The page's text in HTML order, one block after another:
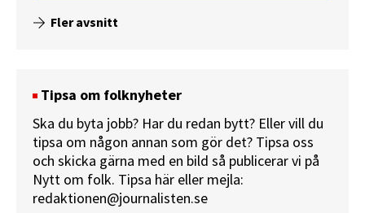
Fler avsnitt
Tipsa om folknyheter
Ska du byta jobb? Har du redan bytt? Eller vill du
tipsa om någon annan som gör det? Tipsa oss
och skicka gärna med en bild så publicerar vi på
Nytt om folk. Tipsa här eller mejla:
redaktionen@journalisten.se